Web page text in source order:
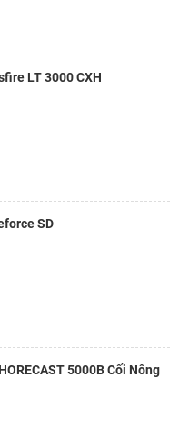
LT 3000 CXH
SD
5000B Cối Nông